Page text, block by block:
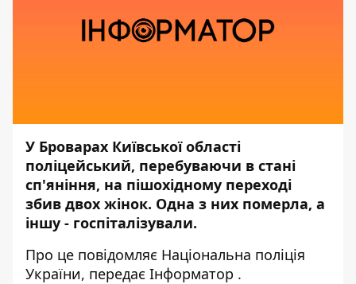
У Броварах Київської області
поліцейський, перебуваючи в стані
сп'яніння, на пішохідному переході
збив двох жінок. Одна з них померла, а
іншу - госпіталізували.
Про це повідомляє Національна поліція
України, передає Інформатор .